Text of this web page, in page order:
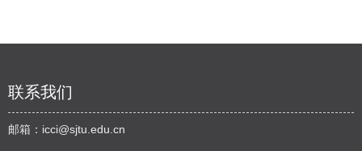
联系我们
邮箱： icci@sjtu.edu.cn